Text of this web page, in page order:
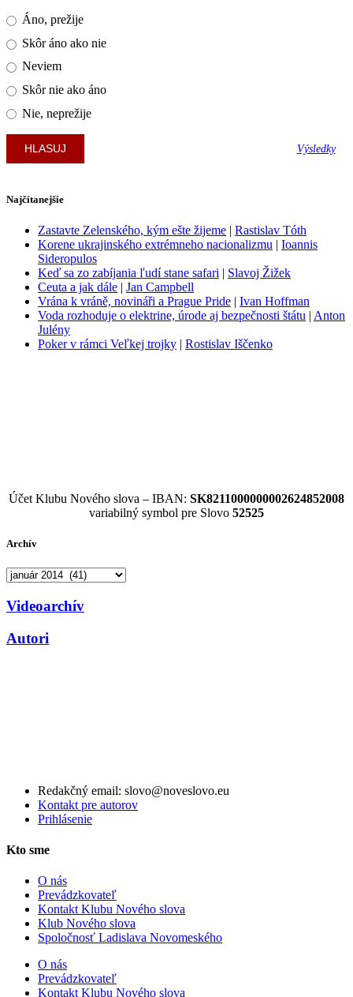
Áno, prežije
Skôr áno ako nie
Neviem
Skôr nie ako áno
Nie, neprežije
Výsledky
Najčítanejšie
Zastavte Zelenského, kým ešte žijeme | Rastislav Tóth
Korene ukrajinského extrémneho nacionalizmu | Ioannis
Sideropulos
Keď sa zo zabíjania ľudí stane safari | Slavoj Žižek
Ceuta a jak dále | Jan Campbell
Vrána k vráně, novináři a Prague Pride | Ivan Hoffman
Voda rozhoduje o elektrine, úrode aj bezpečnosti štátu | Anton
Julény
Poker v rámci Veľkej trojky | Rostislav Iščenko
Účet Klubu Nového slova – IBAN: SK8211000000002624852008
variabilný symbol pre Slovo 52525
Archív
Archív
Videoarchív
Autori
Redakčný email: slovo@noveslovo.eu
Kontakt pre autorov
Prihlásenie
Kto sme
O nás
Prevádzkovateľ
Kontakt Klubu Nového slova
Klub Nového slova
Spoločnosť Ladislava Novomeského
O nás
Prevádzkovateľ
Kontakt Klubu Nového slova